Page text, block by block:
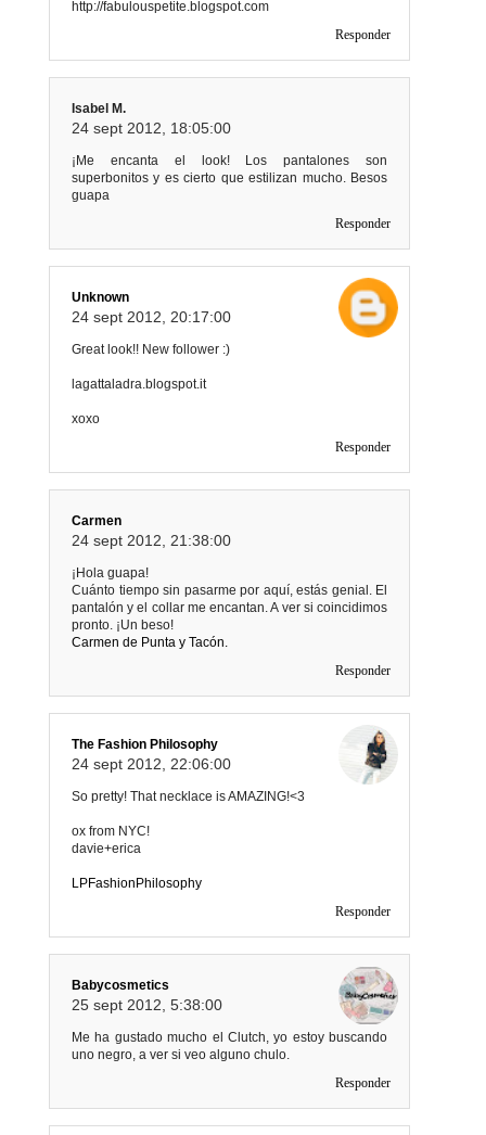
http://fabulouspetite.blogspot.com
Responder
Isabel M.
24 sept 2012, 18:05:00
¡Me encanta el look! Los pantalones son
superbonitos y es cierto que estilizan mucho. Besos
guapa
Responder
Unknown
24 sept 2012, 20:17:00
Great look!! New follower :)
lagattaladra.blogspot.it
xoxo
Responder
Carmen
24 sept 2012, 21:38:00
¡Hola guapa!
Cuánto tiempo sin pasarme por aquí, estás genial. El
pantalón y el collar me encantan. A ver si coincidimos
pronto. ¡Un beso!
Carmen de Punta y Tacón.
Responder
The Fashion Philosophy
24 sept 2012, 22:06:00
So pretty! That necklace is AMAZING!<3
ox from NYC!
davie+erica
LPFashionPhilosophy
Responder
Babycosmetics
25 sept 2012, 5:38:00
Me ha gustado mucho el Clutch, yo estoy buscando
uno negro, a ver si veo alguno chulo.
Responder